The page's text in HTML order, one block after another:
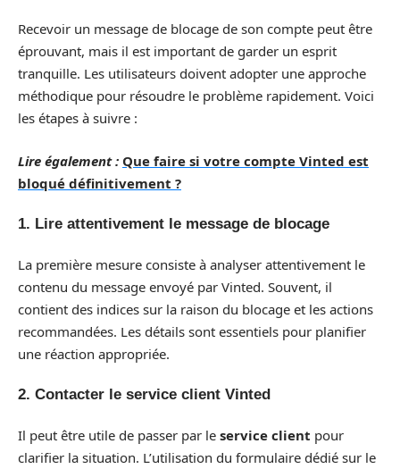
Recevoir un message de blocage de son compte peut être
éprouvant, mais il est important de garder un esprit
tranquille. Les utilisateurs doivent adopter une approche
méthodique pour résoudre le problème rapidement. Voici
les étapes à suivre :
Lire également : Que faire si votre compte Vinted est
bloqué définitivement ?
1. Lire attentivement le message de blocage
La première mesure consiste à analyser attentivement le
contenu du message envoyé par Vinted. Souvent, il
contient des indices sur la raison du blocage et les actions
recommandées. Les détails sont essentiels pour planifier
une réaction appropriée.
2. Contacter le service client Vinted
Il peut être utile de passer par le service client pour
clarifier la situation. L’utilisation du formulaire dédié sur le